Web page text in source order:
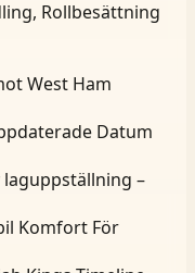
Rollbesättning
West Ham
Datum
–
Komfort För